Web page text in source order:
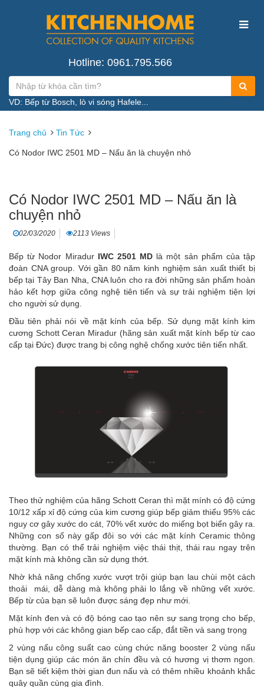
Hotline: 0961.795.566
VD: Bếp từ Bosch, lò vi sóng Hafele...
Trang chủ Tin Tức
Có Nodor IWC 2501 MD – Nấu ăn là chuyện nhỏ
Có Nodor IWC 2501 MD – Nấu ăn là
chuyện nhỏ
02/03/2020 2113 Views
Bếp từ Nodor MiradurIWC 2501 MD là một sản phẩm của tập
đoàn CNA group. Với gần 80 năm kinh nghiệm sản xuất thiết bị
bếp tại Tây Ban Nha, CNA luôn cho ra đời những sản phẩm hoàn
hảo kết hợp giữa công nghệ tiên tiến và sự trải nghiệm tiện lợi
cho người sử dụng.
Đầu tiên phải nói về mặt kính của bếp. Sử dụng mặt kính kim
cương Schott Ceran Miradur (hãng sản xuất mặt kính bếp từ cao
cấp tại Đức) được trang bị công nghệ chống xước tiên tiến nhất.
Theo thử nghiệm của hãng Schott Ceran thì mặt mính có độ cứng
10/12 xấp xỉ độ cứng của kim cương giúp bếp giảm thiểu 95% các
nguy cơ gây xước do cát, 70% vết xước do miếng bọt biển gây ra.
Những con số này gấp đôi so với các mặt kính Ceramic thông
thường. Bạn có thể trải nghiệm việc thái thịt, thái rau ngay trên
mặt kính mà không cần sử dụng thớt.
Nhờ khả năng chống xước vượt trội giúp bạn lau chùi một cách
thoải mái, dễ dàng mà không phải lo lắng về những vết xước.
Bếp từ của bạn sẽ luôn được sáng đẹp như mới.
Mặt kính đen và có độ bóng cao tạo nên sự sang trọng cho bếp,
phù hợp với các không gian bếp cao cấp, đắt tiền và sang trọng
2 vùng nấu công suất cao cùng chức năng booster 2 vùng nấu
tiện dụng giúp các món ăn chín đều và có hương vị thơm ngon.
Bạn sẽ tiết kiệm thời gian đun nấu và có thêm nhiều khoảnh khắc
quây quần cùng gia đình.